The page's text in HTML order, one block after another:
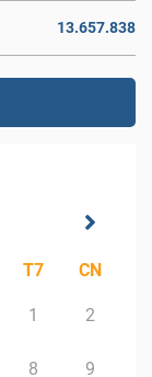
13.657.838
T7 CN
1 2
8 9